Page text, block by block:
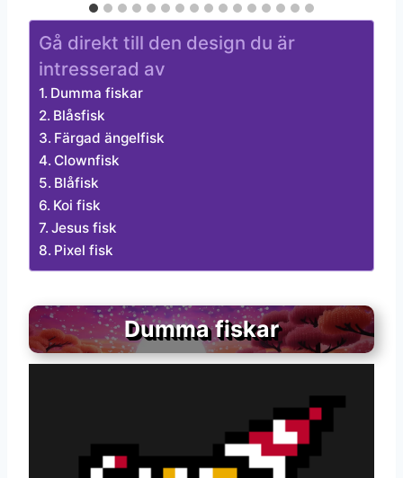
Gå direkt till den design du är
intresserad av
Dumma fiskar
Blåsfisk
Färgad ängelfisk
Clownfisk
Blåfisk
Koi fisk
Jesus fisk
Pixel fisk
Dumma fiskar